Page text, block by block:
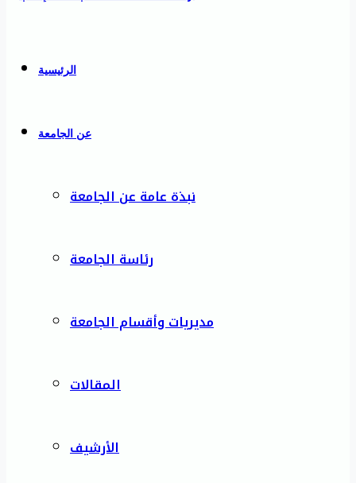
الرئيسية
عن الجامعة
نبذة عامة عن الجامعة
رئاسة الجامعة
مديريات وأقسام الجامعة
المقالات
الأرشيف